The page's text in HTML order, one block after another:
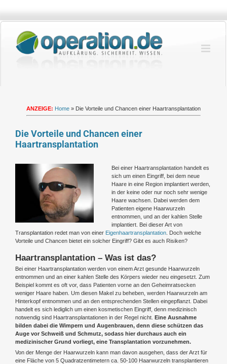
springen
ANZEIGE: Home » Die Vorteile und Chancen einer Haartransplantation
Die Vorteile und Chancen einer
Haartransplantation
Bei einer Haartransplantation handelt es
sich um einen Eingriff, bei dem neue
Haare in eine Region implantiert werden,
in der keine oder nur noch sehr wenige
Haare wachsen. Dabei werden dem
Patienten eigene Haarwurzeln
entnommen, und an der kahlen Stelle
implantiert. Bei dieser Art von
Transplantation redet man von einer Eigenhaartransplantation . Doch welche
Vorteile und Chancen bietet ein solcher Eingriff? Gibt es auch Risiken?
Haartransplantation – Was ist das?
Bei einer Haartransplantation werden von einem Arzt gesunde Haarwurzeln
entnommen und an einer kahlen Stelle des Körpers wieder neu eingesetzt. Zum
Beispiel kommt es oft vor, dass Patienten vorne an den Geheimratsecken
weniger Haare haben. Um diesen Makel zu beheben, werden Haarwurzeln am
Hinterkopf entnommen und an den entsprechenden Stellen eingepflanzt. Dabei
handelt es sich lediglich um einen kosmetischen Eingriff, denn medizinisch
notwendig sind Haartransplantationen in der Regel nicht. Eine Ausnahme
bilden dabei die Wimpern und Augenbrauen, denn diese schützen das
Auge vor Schweiß und Schmutz, sodass hier durchaus auch ein
medizinischer Grund vorliegt, eine Transplantation vorzunehmen.
Von der Menge der Haarwurzeln kann man davon ausgehen, dass der Arzt für
eine Fläche von 5 Quadratzentimetern ca. 50-100 Haarwurzeln transplantieren